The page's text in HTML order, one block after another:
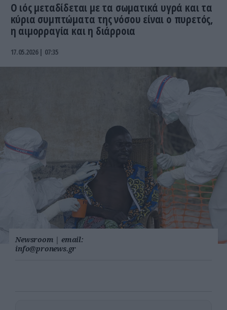
Ο ιός μεταδίδεται με τα σωματικά υγρά και τα
κύρια συμπτώματα της νόσου είναι ο πυρετός,
η αιμορραγία και η διάρροια
17.05.2026 | 07:35
Newsroom | email:
info@pronews.gr